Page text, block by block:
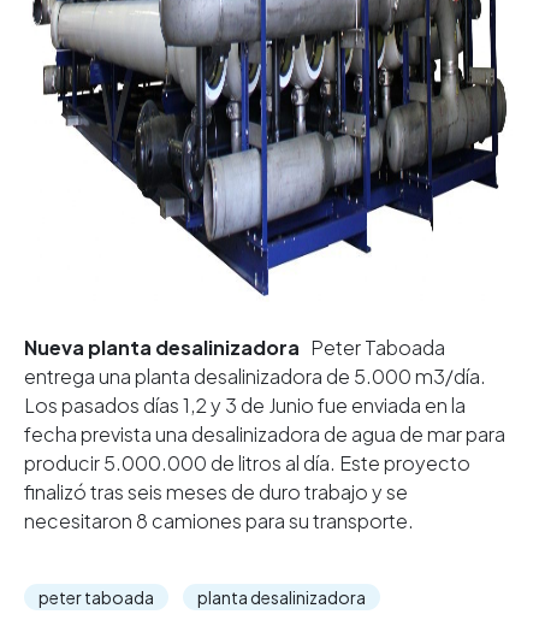
Nueva planta desalinizadora Peter Taboada
entrega una planta desalinizadora de 5.000 m3/día.
Los pasados días 1,2 y 3 de Junio fue enviada en la
fecha prevista una desalinizadora de agua de mar para
producir 5.000.000 de litros al día. Este proyecto
finalizó tras seis meses de duro trabajo y se
necesitaron 8 camiones para su transporte.
peter taboada planta desalinizadora